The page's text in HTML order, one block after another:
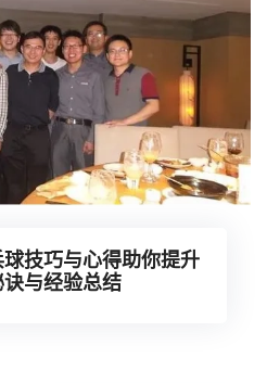
技巧与心得助你提升
与经验总结